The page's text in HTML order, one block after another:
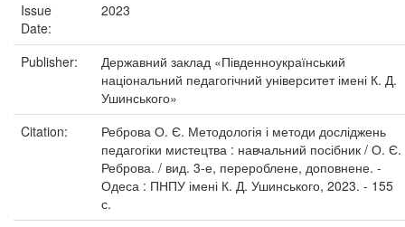
Issue
Date:
2023
Publisher:
Державний заклад «Південноукраїнський
національний педагогічний університет імені К. Д.
Ушинського»
Citation:
Реброва О. Є. Методологія і методи досліджень
педагогіки мистецтва : навчальний посібник / О. Є.
Реброва. / вид. 3-е, перероблене, доповнене. -
Одеса : ПНПУ імені К. Д. Ушинського, 2023. - 155
с.